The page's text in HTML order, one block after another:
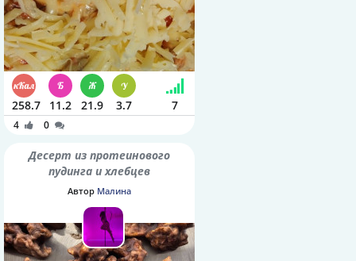
258.7 11.2 21.9 3.7 7
4 0
Десерт из протеинового
пудинга и хлебцев
Автор Малина